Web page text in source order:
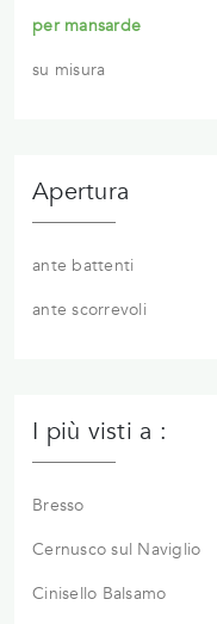
per mansarde
su misura
Apertura
ante battenti
ante scorrevoli
I più visti a :
Bresso
Cernusco sul Naviglio
Cinisello Balsamo